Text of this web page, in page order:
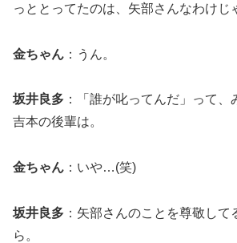
っととってたのは、矢部さんなわけじ
金ちゃん ：うん。
坂井良多 ：「誰が叱ってんだ」って、
吉本の後輩は。
金ちゃん ：いや…(笑)
坂井良多 ：矢部さんのことを尊敬し
ら。